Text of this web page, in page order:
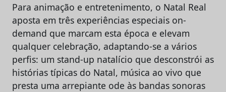
Para animação e entretenimento, o Natal Real
aposta em três experiências especiais on-
demand que marcam esta época e elevam
qualquer celebração, adaptando-se a vários
perfis: um stand-up natalício que desconstrói as
histórias típicas do Natal, música ao vivo que
presta uma arrepiante ode às bandas sonoras